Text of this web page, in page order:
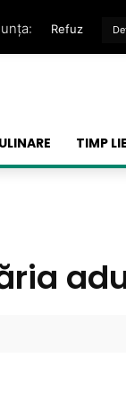
TIMP
Refuz